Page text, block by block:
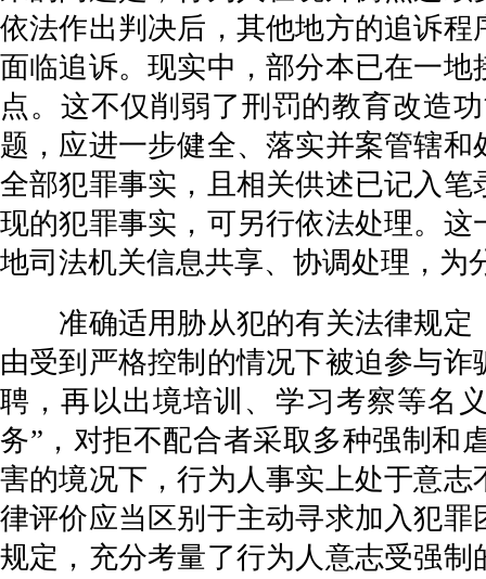
依法作出判决后，其他地方的追诉
面临追诉。现实中，部分本已在一
点。这不仅削弱了刑罚的教育改造
题，应进一步健全、落实并案管辖
全部犯罪事实，且相关供述已记入
现的犯罪事实，可另行依法处理。
地司法机关信息共享、协调处理，为
准确适用胁从犯的有关法律规定
由受到严格控制的情况下被迫参与
聘，再以出境培训、学习考察等名
务”，对拒不配合者采取多种强制和
害的境况下，行为人事实上处于意
律评价应当区别于主动寻求加入犯
规定，充分考量了行为人意志受强